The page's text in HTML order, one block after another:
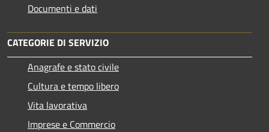
Documenti e dati
CATEGORIE DI SERVIZIO
Anagrafe e stato civile
Cultura e tempo libero
Vita lavorativa
Imprese e Commercio